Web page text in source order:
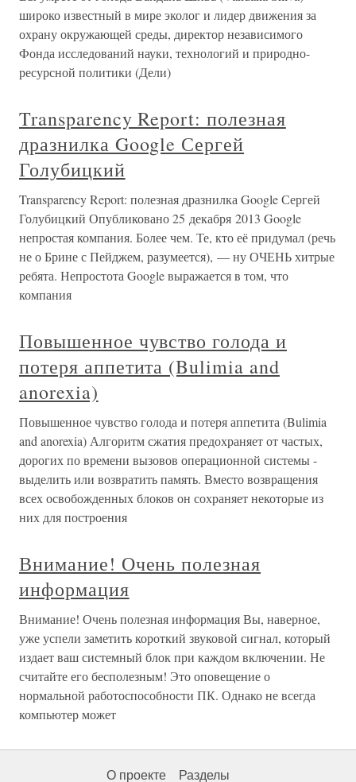
широко известный в мире эколог и лидер движения за
охрану окружающей среды, директор независимого
Фонда исследований науки, технологий и природно-
ресурсной политики (Дели)
Transparency Report: полезная
дразнилка Google Сергей
Голубицкий
Transparency Report: полезная дразнилка Google Сергей
Голубицкий Опубликовано 25 декабря 2013 Google
непростая компания. Более чем. Те, кто её придумал (речь
не о Брине с Пейджем, разумеется), — ну ОЧЕНЬ хитрые
ребята. Непростота Google выражается в том, что
компания
Повышенное чувство голода и
потеря аппетита (Bulimia and
anorexia)
Повышенное чувство голода и потеря аппетита (Bulimia
and anorexia) Алгоритм сжатия предохраняет от частых,
дорогих по времени вызовов операционной системы -
выделить или возвратить память. Вместо возвращения
всех освобожденных блоков он сохраняет некоторые из
них для построения
Внимание! Очень полезная
информация
Внимание! Очень полезная информация Вы, наверное,
уже успели заметить короткий звуковой сигнал, который
издает ваш системный блок при каждом включении. Не
считайте его бесполезным! Это оповещение о
нормальной работоспособности ПК. Однако не всегда
компьютер может
О проекте Разделы